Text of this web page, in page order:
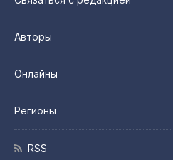
Авторы
Онлайны
Регионы
RSS